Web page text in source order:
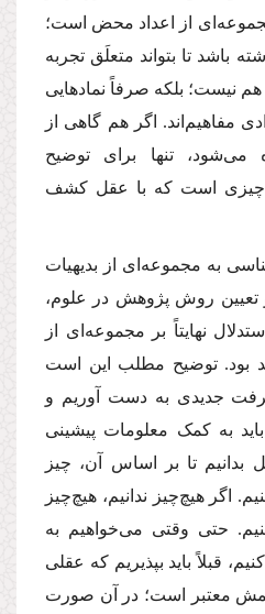
از اعداد محض است؛
باشد تا بتواند متعلَق تجربه
نیست؛ بلکه صرفاً نمادهایی
مفاهیم‌اند. اگر هم گاهی از
می‌شود، تنها برای توضیح
چیزی است که با عقل کشف
به مجموعه‌ای از بدیهیات
و تعیین روش پژوهش در علوم،
نهایتاً بر مجموعه‌ای از
بود. توضیح مطلب این است
جدیدی به دست آوریم و
به کمک معلومات پیشینی
بدانیم تا بر اساس آن، چیز
اگر هیچ‌چیز ندانیم، هیچ‌چیز
حتی وقتی می‌خواهیم به
قبلاً باید بپذیریم که عقلی
معتبر است؛ در آن صورت